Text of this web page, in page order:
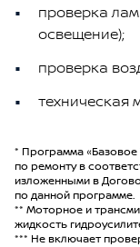
проверка
освещение);
проверка
техническая
* Программа
по ремонту в
изложенными в
по данной программе.
** Моторное и
жидкость
*** Не включает